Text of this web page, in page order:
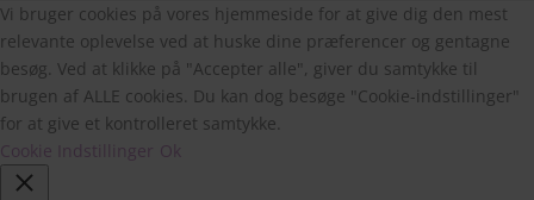
Vi bruger cookies på vores hjemmeside for at give dig den mest
relevante oplevelse ved at huske dine præferencer og gentagne
besøg. Ved at klikke på "Accepter alle", giver du samtykke til
brugen af ALLE cookies. Du kan dog besøge "Cookie-indstillinger"
for at give et kontrolleret samtykke.
Cookie Indstillinger Ok